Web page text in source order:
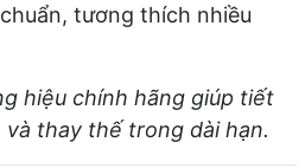
tương thích nhiều
hiệu chính hãng giúp tiết
thay thế trong dài hạn.